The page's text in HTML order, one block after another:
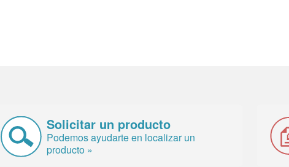
Solicitar un producto
Podemos ayudarte en localizar un
producto »